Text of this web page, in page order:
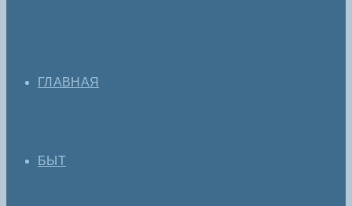
ГЛАВНАЯ
БЫТ